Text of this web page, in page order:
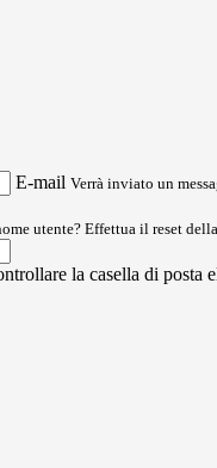
E-mail Verrà inviato un
utente? Effettua il reset
la casella di posta